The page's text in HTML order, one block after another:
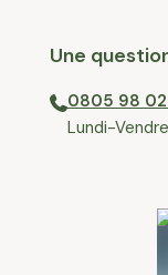
Une
0805 98
⁠Lundi-